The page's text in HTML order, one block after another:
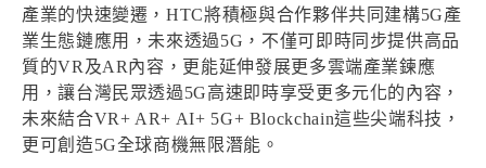
產業的快速變遷，HTC將積極與合作夥伴共同建構5G產
業生態鏈應用，未來透過5G，不僅可即時同步提供高品
質的VR及AR內容，更能延伸發展更多雲端產業鍊應
用，讓台灣民眾透過5G高速即時享受更多元化的內容，
未來結合VR+ AR+ AI+ 5G+ Blockchain這些尖端科技，
更可創造5G全球商機無限潛能。